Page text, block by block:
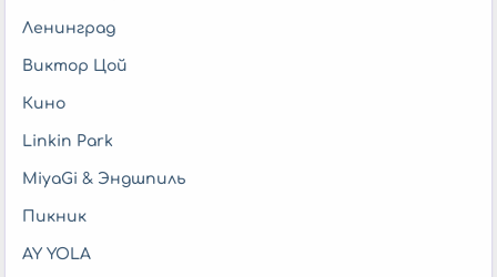
Ленинград
Виктор Цой
Кино
Linkin Park
MiyaGi & Эндшпиль
Пикник
AY YOLA